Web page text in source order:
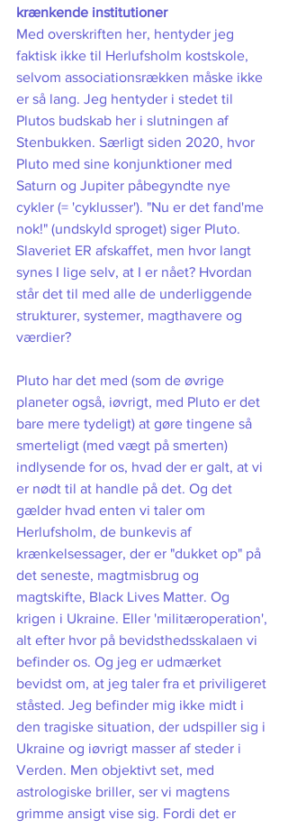
krænkende institutioner
Med overskriften her, hentyder jeg
faktisk ikke til Herlufsholm kostskole,
selvom associationsrækken måske ikke
er så lang. Jeg hentyder i stedet til
Plutos budskab her i slutningen af
Stenbukken. Særligt siden 2020, hvor
Pluto med sine konjunktioner med
Saturn og Jupiter påbegyndte nye
cykler (= 'cyklusser'). "Nu er det fand'me
nok!" (undskyld sproget) siger Pluto.
Slaveriet ER afskaffet, men hvor langt
synes I lige selv, at I er nået? Hvordan
står det til med alle de underliggende
strukturer, systemer, magthavere og
værdier?
Pluto har det med (som de øvrige
planeter også, iøvrigt, med Pluto er det
bare mere tydeligt) at gøre tingene så
smerteligt (med vægt på smerten)
indlysende for os, hvad der er galt, at vi
er nødt til at handle på det. Og det
gælder hvad enten vi taler om
Herlufsholm, de bunkevis af
krænkelsessager, der er "dukket op" på
det seneste, magtmisbrug og
magtskifte, Black Lives Matter. Og
krigen i Ukraine. Eller 'militæroperation',
alt efter hvor på bevidsthedsskalaen vi
befinder os. Og jeg er udmærket
bevidst om, at jeg taler fra et priviligeret
ståsted. Jeg befinder mig ikke midt i
den tragiske situation, der udspiller sig i
Ukraine og iøvrigt masser af steder i
Verden. Men objektivt set, med
astrologiske briller, ser vi magtens
grimme ansigt vise sig. Fordi det er